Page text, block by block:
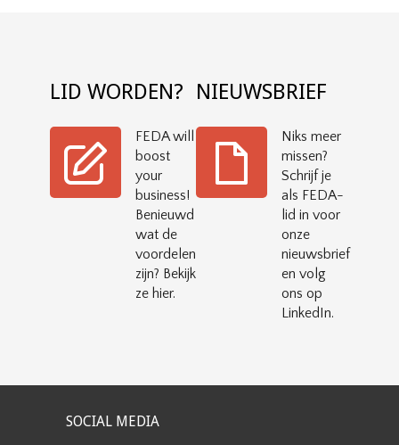
LID WORDEN?
FEDA will
boost
your
business!
Benieuwd
wat de
voordelen
zijn? Bekijk
ze hier.
NIEUWSBRIEF
Niks meer
missen?
Schrijf je
als FEDA-
lid in voor
onze
nieuwsbrief
en volg
ons op
LinkedIn.
SOCIAL MEDIA